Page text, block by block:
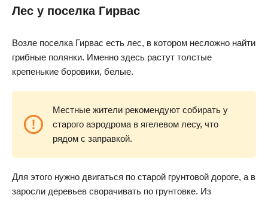
Лес у поселка Гирвас
Возле поселка Гирвас есть лес, в котором несложно найти
грибные полянки. Именно здесь растут толстые
крепенькие боровики, белые.
Местные жители рекомендуют собирать у
старого аэродрома в ягелевом лесу, что
рядом с заправкой.
Для этого нужно двигаться по старой грунтовой дороге, а в
заросли деревьев сворачивать по грунтовке. Из